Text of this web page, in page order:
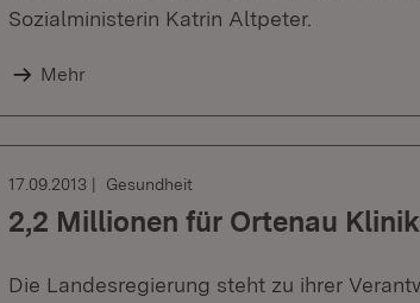
Sozialministerin Katrin Altpeter.
Mehr
17.09.2013 Gesundheit
2,2 Millionen für Ortenau
Die Landesregierung steht zu ihrer